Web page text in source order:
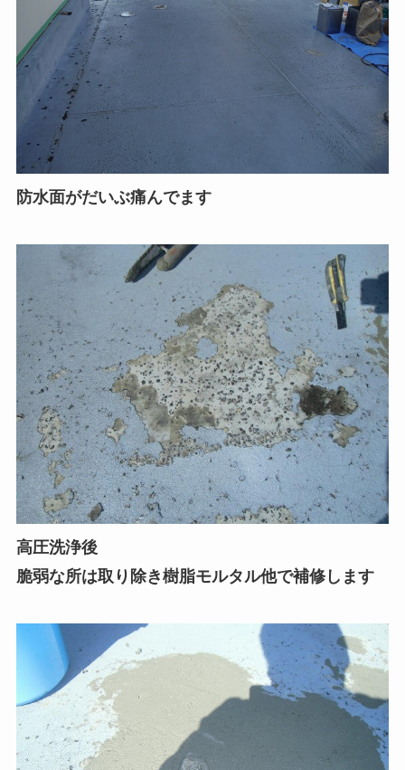
防水面がだいぶ痛んでます
高圧洗浄後
脆弱な所は取り除き樹脂モルタル他で補修します